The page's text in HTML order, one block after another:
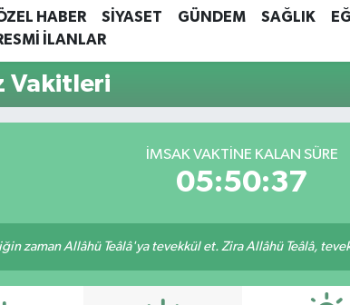
DOLAR
GRAM ALTIN
HABER SİYASET GÜNDEM SAĞLIK
İLANLAR
Vakitleri
İMSAK VAKTINE KALAN SÜRE
05:50:37
zaman Allâhü Teâlâ'ya tevekkül et. Zira Allâhü Teâlâ,